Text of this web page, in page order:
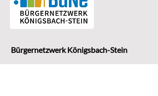
Bürgernetzwerk Königsbach-Stein